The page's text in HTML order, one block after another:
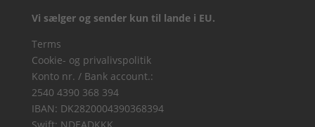
Vi sælger og sender kun til lande i EU.
Terms
Cookie- og privalivspolitik
Konto nr. / Bank account.:
2540 4390 368 394
IBAN: DK2820004390368394